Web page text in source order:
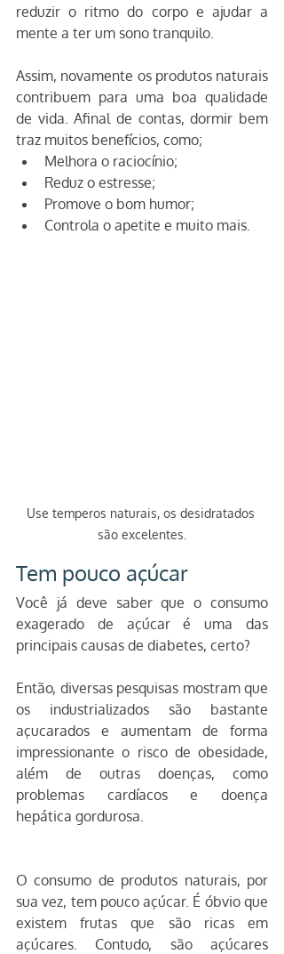
reduzir o ritmo do corpo e ajudar a
mente a ter um sono tranquilo.
Assim, novamente os produtos naturais
contribuem para uma boa qualidade
de vida. Afinal de contas, dormir bem
traz muitos benefícios, como;
Melhora o raciocínio;
Reduz o estresse;
Promove o bom humor;
Controla o apetite e muito mais.
Use temperos naturais, os desidratados
são excelentes.
Tem pouco açúcar
Você já deve saber que o consumo
exagerado de açúcar é uma das
principais causas de diabetes, certo?
Então, diversas pesquisas mostram que
os industrializados são bastante
açucarados e aumentam de forma
impressionante o risco de obesidade,
além de outras doenças, como
problemas cardíacos e doença
hepática gordurosa.
O consumo de produtos naturais, por
sua vez, tem pouco açúcar. É óbvio que
existem frutas que são ricas em
açúcares. Contudo, são açúcares